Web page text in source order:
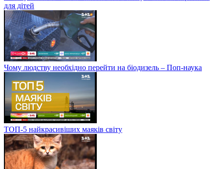
для дітей
Чому людству необхідно перейти на біодизель – Поп-наука
ТОП-5 найкрасивіших маяків світу